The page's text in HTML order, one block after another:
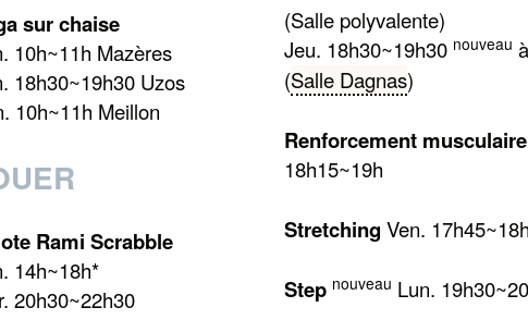
sur chaise
10h~11h Mazères
18h30~19h30 Uzos
10h~11h Meillon
Rami Scrabble
14h~18h*
20h30~22h30
(Salle polyvalente)
Jeu. 18h30~19h30 nouveau
(Salle Dagnas)
Renforcement musculaire
18h15~19h
Stretching Ven.
Step nouveau Lun.